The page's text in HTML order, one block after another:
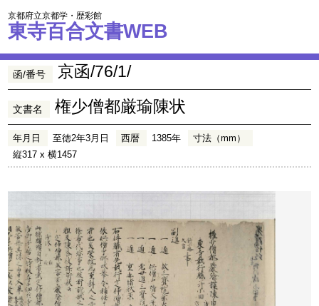
京都府立京都学・歴彩館
東寺百合文書WEB
函/番号 京函/76/1/
文書名 権少僧都厳瑜陳状
年月日 至徳2年3月日 西暦 1385年
寸法（mm）
縦317 x 横1457